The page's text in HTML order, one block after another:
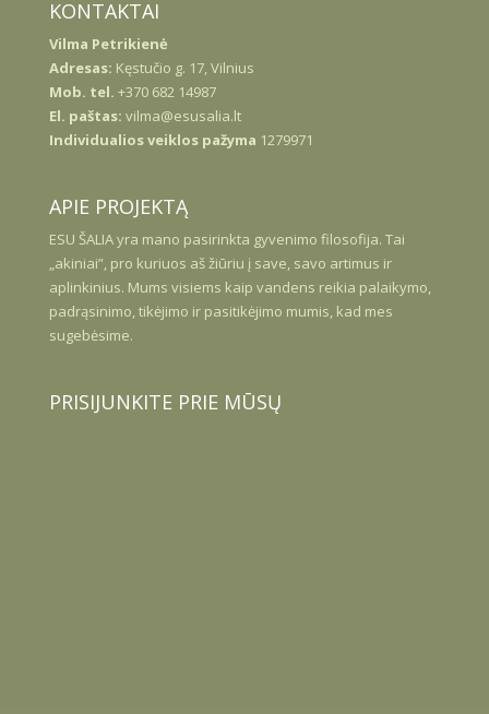
KONTAKTAI
Vilma Petrikienė
Adresas: Kęstučio g. 17, Vilnius
Mob. tel. +370 682 14987
El. paštas: vilma@esusalia.lt
Individualios veiklos pažyma 1279971
APIE PROJEKTĄ
ESU ŠALIAyra mano pasirinkta gyvenimo filosofija. Tai
„akiniai”, pro kuriuos aš žiūriu į save, savo artimus ir
aplinkinius. Mums visiems kaip vandens reikia palaikymo,
padrąsinimo, tikėjimo ir pasitikėjimo mumis, kad mes
sugebėsime.
PRISIJUNKITE PRIE MŪSŲ